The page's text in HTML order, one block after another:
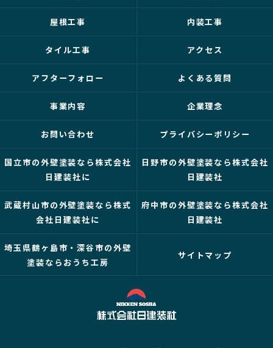
屋根工事 内装工事
タイル工事 アクセス
アフターフォロー よくある質問
事業内容 企業理念
お問い合わせ プライバシーポリシー
国立市の外壁塗装なら株式会社
日建装社に
日野市の外壁塗装なら株式会社
日建装社
武蔵村山市の外壁塗装なら株式
会社日建装社に
府中市の外壁塗装なら株式会社
日建装社
埼玉県鶴ヶ島市・深谷市の外壁
塗装ならおうち工房
サイトマップ